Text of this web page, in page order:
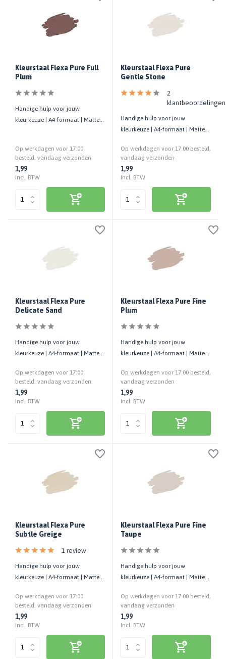
Kleurstaal Flexa Pure Full
Plum
Handige hulp voor jouw
kleurkeuze | A4-formaat | Matte
Op werkdagen voor 17:00
besteld, vandaag verzonden
1,99
Incl. BTW
Kleurstaal Flexa Pure
Gentle Stone
2
klantbeoordelingen
Handige hulp voor jouw
kleurkeuze | A4-formaat | Matte
Op werkdagen voor 17:00 besteld,
vandaag verzonden
1,99
Incl. BTW
Kleurstaal Flexa Pure
Delicate Sand
Handige hulp voor jouw
kleurkeuze | A4-formaat | Matte
Op werkdagen voor 17:00
besteld, vandaag verzonden
1,99
Incl. BTW
Kleurstaal Flexa Pure Fine
Plum
Handige hulp voor jouw
kleurkeuze | A4-formaat | Matte
Op werkdagen voor 17:00 besteld,
vandaag verzonden
1,99
Incl. BTW
Kleurstaal Flexa Pure
Subtle Greige
1 review
Handige hulp voor jouw
kleurkeuze | A4-formaat | Matte
Op werkdagen voor 17:00
besteld, vandaag verzonden
1,99
Incl. BTW
Kleurstaal Flexa Pure Fine
Taupe
Handige hulp voor jouw
kleurkeuze | A4-formaat | Matte
Op werkdagen voor 17:00 besteld,
vandaag verzonden
1,99
Incl. BTW